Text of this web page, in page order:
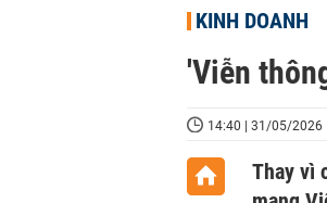
KINH DOANH
'Viễn
14:40 | 31/05/2026
Thay vì